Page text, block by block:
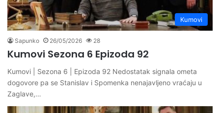
Kumovi
Sapunko 26/05/2026 28
Kumovi Sezona 6 Epizoda 92
Kumovi | Sezona 6 | Epizoda 92 Nedostatak signala ometa
dogovore pa se Stanislav i Spomenka nenajavljeno vraćaju u
Zaglave,…